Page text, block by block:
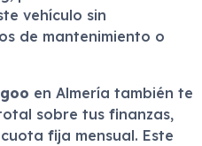
vehículo sin
de mantenimiento o
en Almería también te
sobre tus finanzas,
fija mensual. Este